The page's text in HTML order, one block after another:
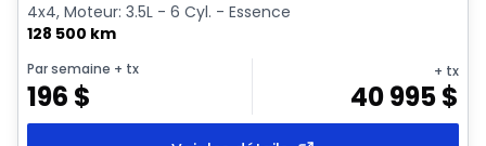
4x4, Moteur: 3.5L - 6 Cyl. - Essence
128 500 km
Par semaine + tx
196 $
+ tx
40 995$